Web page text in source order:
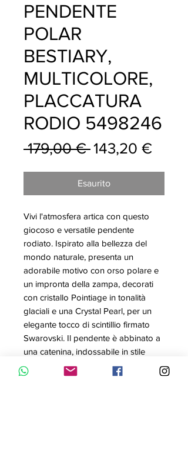
PENDENTE
POLAR
BESTIARY,
MULTICOLORE,
PLACCATURA
RODIO 5498246
179,00 € Prezzo
143,20 €
Esaurito
Vivi l'atmosfera artica con questo
giocoso e versatile pendente
rodiato. Ispirato alla bellezza del
mondo naturale, presenta un
adorabile motivo con orso polare e
un impronta della zampa, decorati
con cristallo Pointiage in tonalità
glaciali e una Crystal Pearl, per un
elegante tocco di scintillio firmato
Swarovski. Il pendente è abbinato a
una catenina, indossabile in stile
lungo o corto. Il pendente può
anche essere rimosso per uno